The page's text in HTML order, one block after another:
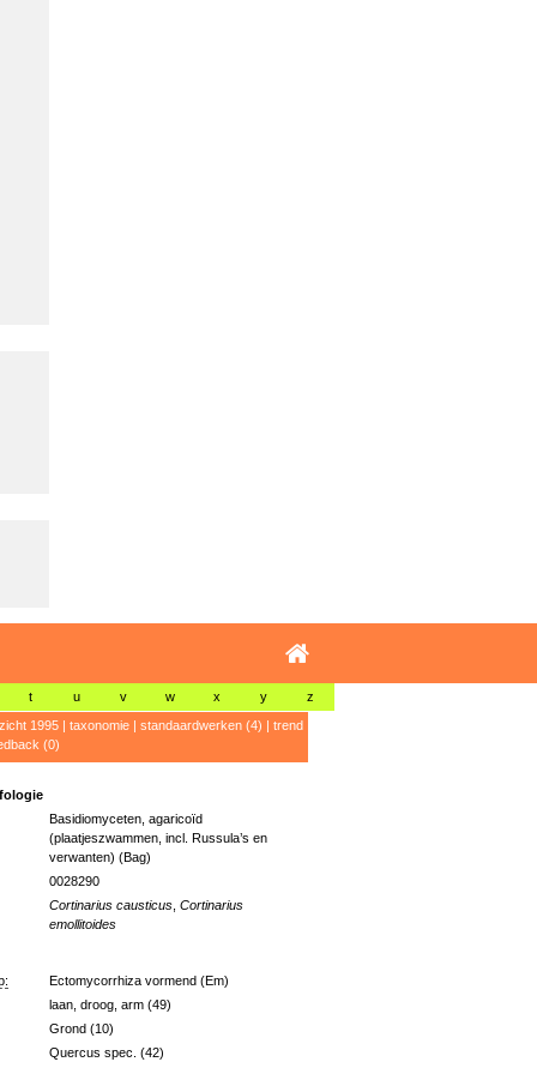
t u v w x y z
1995| taxonomie| standaardwerken (4) | trend
(0)
Basidiomyceten, agaricoïd
(plaatjeszwammen, incl. Russula’s en
verwanten) (Bag)
0028290
Cortinarius causticus, Cortinarius
emollitoides
Ectomycorrhiza vormend (Em)
laan, droog, arm (49)
Grond (10)
Quercus spec. (42)